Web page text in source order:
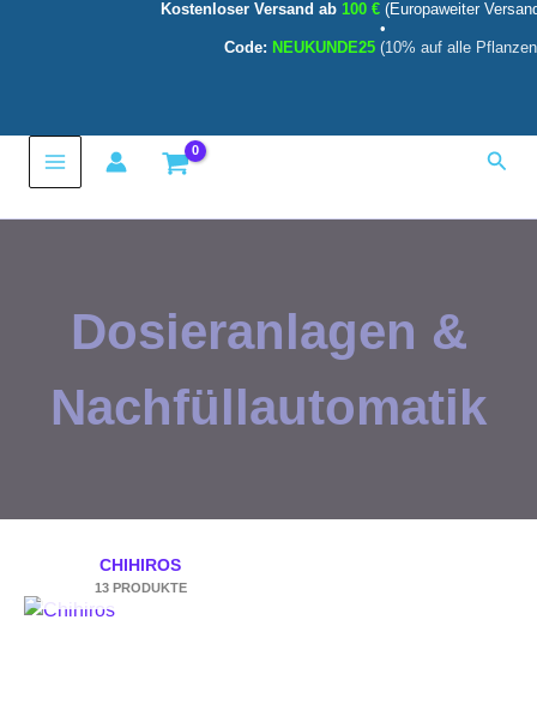
Kostenloser Versand ab 100 € (Europaweiter
•
Code: NEUKUNDE25 (10% auf alle
Main
Dosieranlagen &
Nachfüllautomatik
CHIHIROS
13 PRODUKTE